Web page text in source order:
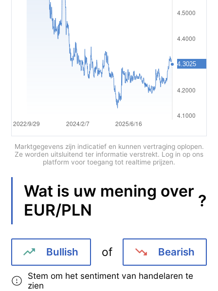
Tiếng việt
Bahasa Indonesia
Bahasa Melayu
Marktgegevens zijn indicatief en kunnen vertraging oplopen.
Ze worden uitsluitend ter informatie verstrekt. Log in op ons
platform voor toegang tot realtime prijzen.
Wat is uw mening over
EUR/PLN
?
Bullish of Bearish
Stem om het sentiment van handelaren te
zien